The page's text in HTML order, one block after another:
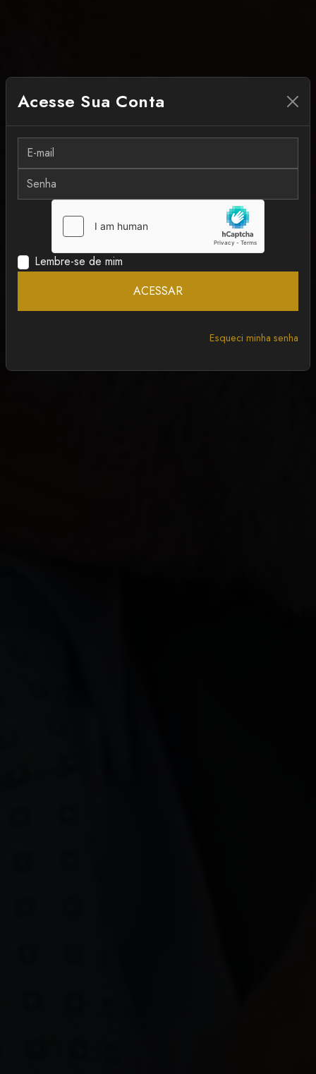
MAIS RECENTE
ANCAPSU
Acesse Sua Conta
Lembre-se de mim
ACESSAR
Esqueci minha senha